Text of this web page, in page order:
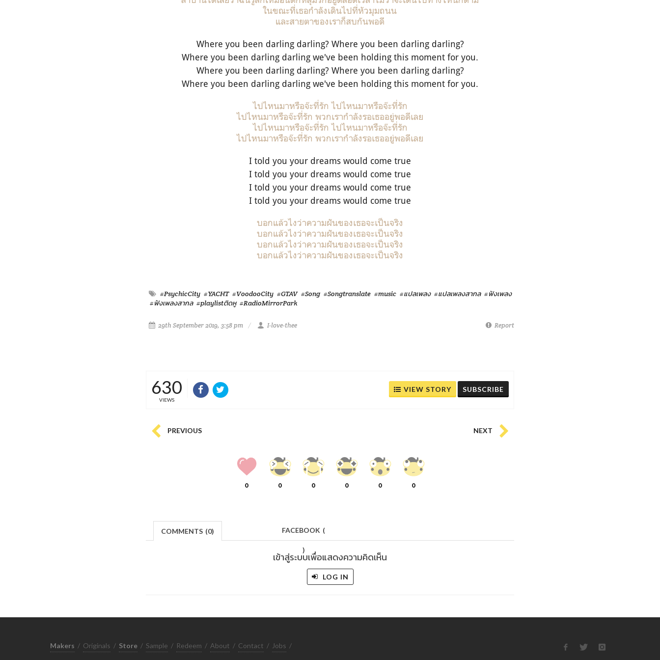
ในขณะที่เธอกำลังเดินไปที่หัวมุมถนน
และสายตาของเราก็สบกันพอดี
Where you been darling darling? Where you been darling darling?
Where you been darling darling we've been holding this moment for you.
Where you been darling darling? Where you been darling darling?
Where you been darling darling we've been holding this moment for you.
ไปไหนมาหรือจ๊ะที่รัก ไปไหนมาหรือจ๊ะที่รัก
ไปไหนมาหรือจ๊ะที่รัก พวกเรากำลังรอเธออยู่พอดีเลย
ไปไหนมาหรือจ๊ะที่รัก ไปไหนมาหรือจ๊ะที่รัก
ไปไหนมาหรือจ๊ะที่รัก พวกเรากำลังรอเธออยู่พอดีเลย
I told you your dreams would come true
I told you your dreams would come true
I told you your dreams would come true
I told you your dreams would come true
บอกแล้วไงว่าความฝันของเธอจะเป็นจริง
บอกแล้วไงว่าความฝันของเธอจะเป็นจริง
บอกแล้วไงว่าความฝันของเธอจะเป็นจริง
บอกแล้วไงว่าความฝันของเธอจะเป็นจริง
#PsychicCity #YACHT #VoodooCity #GTAV #Song #Songtranslate #music #แปลเพลง #แปลเพลงสากล #ฟังเพลง
#ฟังเพลงสากล #playlistติดหู #RadioMirrorPark
29th September 2019, 3:58 pm I-love-thee Report
630
VIEWS
VIEW STORY SUBSCRIBE
PREVIOUS NEXT
0 0 0 0 0 0
COMMENTS (0) FACEBOOK (
)
เข้าสู่ระบบเพื่อแสดงความคิดเห็น
LOG IN
Makers / Originals / Store / Sample / Redeem / About / Contact / Jobs /